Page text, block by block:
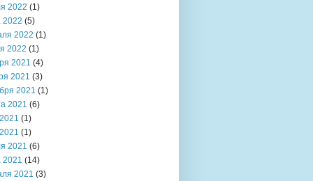
2022 (1)
2022 (5)
2022 (1)
2022 (1)
2021 (4)
2021 (3)
2021 (1)
2021 (6)
(1)
(1)
2021 (6)
2021 (14)
2021 (3)